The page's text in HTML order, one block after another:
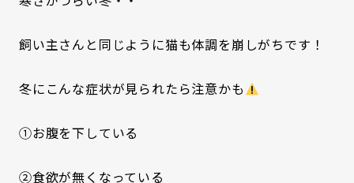
飼い主さんと同じように猫も体調を崩しがちです！
冬にこんな症状が見られたら注意かも
①お腹を下している
②食欲が無くなっている